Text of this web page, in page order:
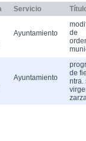
Servicio
Ayuntamiento
de
Ayuntamiento
de
ntra.